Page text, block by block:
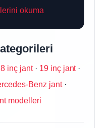
okuma
inç jant· 19 inç jant·
Benz jant·
modelleri